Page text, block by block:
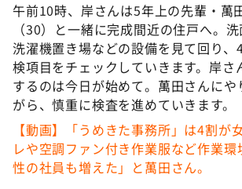
午前10時、岸さんは5年上の先輩・萬
（30）と一緒に完成間近の住戸へ。洗
洗濯機置き場などの設備を見て回り、
検項目をチェックしていきます。岸さ
するのは今日が始めて。萬田さんにや
がら、慎重に検査を進めていきます。
【動画】「うめきた事務所」は4割が
レや空調ファン付き作業服など作業
性の社員も増えた」と萬田さん。